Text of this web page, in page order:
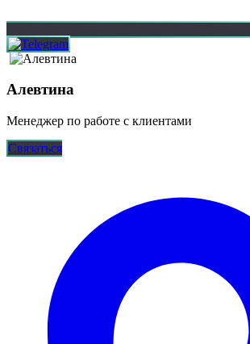
Алевтина
Менеджер по работе с клиентами
Связаться